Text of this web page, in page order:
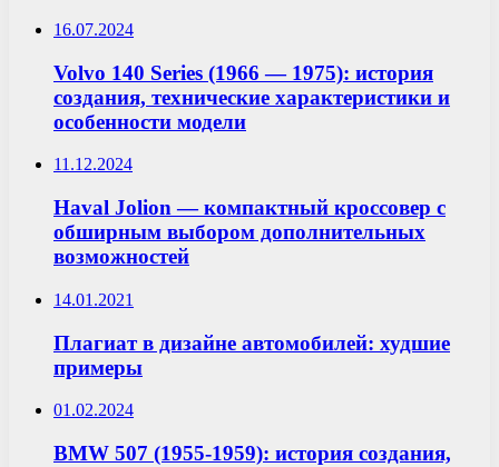
16.07.2024
Volvo 140 Series (1966 — 1975): история
создания, технические характеристики и
особенности модели
11.12.2024
Haval Jolion — компактный кроссовер с
обширным выбором дополнительных
возможностей
14.01.2021
Плагиат в дизайне автомобилей: худшие
примеры
01.02.2024
BMW 507 (1955-1959): история создания,